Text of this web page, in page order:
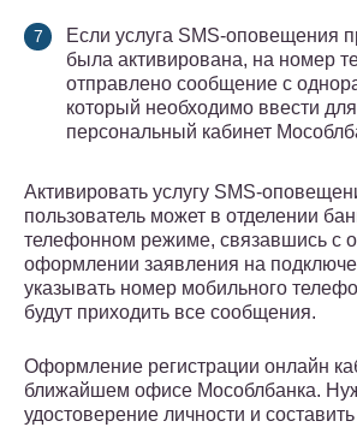
Если услуга SMS-оповещения
была активирована, на номер
отправлено сообщение с
который необходимо ввести
персональный кабинет
Активировать услугу SMS-
пользователь может в отделении
телефонном режиме, связавшись с
оформлении заявления на
указывать номер мобильного
будут приходить все сообщения.
Оформление регистрации онлайн
ближайшем офисе Мособлбанка.
удостоверение личности и составить